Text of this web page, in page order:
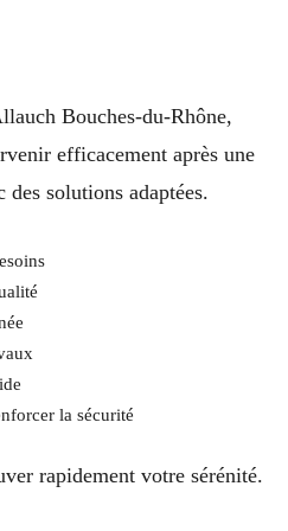
Bouches-du-Rhône,
efficacement après une
solutions adaptées.
la sécurité
rapidement votre sérénité.